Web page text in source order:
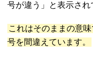
号が違う」と表示され
これはそのままの意
号を間違えています。